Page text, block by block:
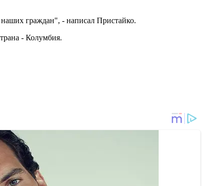
граждан", - написал Пристайко.
- Колумбия.